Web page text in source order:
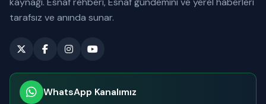
tarafsız ve anında sunar.
WhatsApp Kanalımız